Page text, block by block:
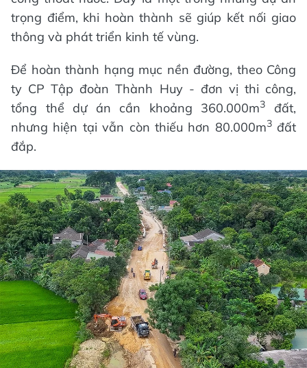
trọng điểm, khi hoàn thành sẽ giúp kết nối giao
thông và phát triển kinh tế vùng.
Để hoàn thành hạng mục nền đường, theo Công
ty CP Tập đoàn Thành Huy - đơn vị thi công,
tổng thể dự án cần khoảng 360.000m3
đất,
nhưng hiện tại vẫn còn thiếu hơn 80.000m3đất
đắp.